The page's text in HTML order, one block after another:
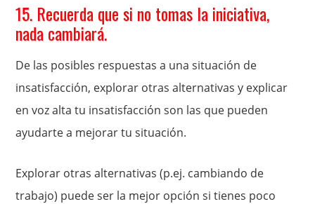
15. Recuerda que si no tomas la iniciativa,
nada cambiará.
De las posibles respuestas a una situación de
insatisfacción, explorar otras alternativas y explicar
en voz alta tu insatisfacción son las que pueden
ayudarte a mejorar tu situación.
Explorar otras alternativas (p.ej. cambiando de
trabajo) puede ser la mejor opción si tienes poco